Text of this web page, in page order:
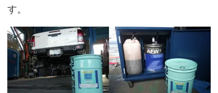
す。